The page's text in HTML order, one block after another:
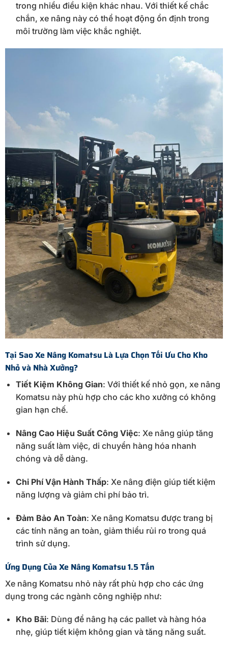
trong nhiều điều kiện khác nhau. Với thiết kế chắc
chắn, xe nâng này có thể hoạt động ổn định trong
môi trường làm việc khắc nghiệt.
Tại SaoXe Nâng Komatsu Là Lựa ChọnTối ƯuCho Kho
Nhỏvà Nhà Xưởng?
Tiết Kiệm Không Gian: Với thiết kế nhỏ gọn, xe nâng
Komatsu này phù hợp cho các kho xưởng có không
gian hạn chế.
Nâng Cao Hiệu Suất Công Việc: Xe nâng giúp tăng
năng suất làm việc, di chuyển hàng hóa nhanh
chóng và dễ dàng.
Chi PhíVận Hành Thấp: Xe nâng điện giúp tiết kiệm
năng lượng và giảm chi phí bảo trì.
Đảm Bảo An Toàn: Xe nâng Komatsu được trang bị
các tính năng an toàn, giảm thiểu rủi ro trong quá
trình sử dụng.
Ứng DụngCủa Xe Nâng Komatsu1.5Tấn
Xe nâng Komatsu nhỏ này rất phù hợp cho các ứng
dụng trong các ngành công nghiệp như:
Kho Bãi: Dùng để nâng hạ các pallet và hàng hóa
nhẹ, giúp tiết kiệm không gian và tăng năng suất.